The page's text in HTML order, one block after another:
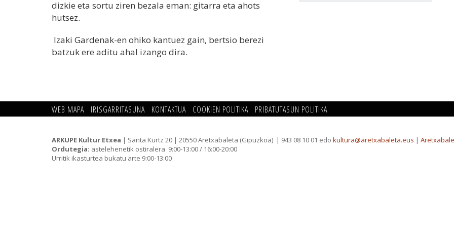
dizkie eta sortu ziren bezala eman: gitarra eta ahots
hutsez.
Izaki Gardenak-en ohiko kantuez gain, bertsio berezi
batzuk ere aditu ahal izango dira.
WEB MAPA IRISGARRITASUNA KONTAKTUA COOKIEN POLITIKA PRIBATUTASUN POLITIKA
ARKUPE Kultur Etxea | Santa Kurtz 20 | 20550 Aretxabaleta (Gipuzkoa) | 943 08 10 01 edo kultura@aretxabaleta.eus |
Ordutegia: astelehenetik ostiralera 9:00-13:00 / 16:00-20:00
Urritik ikasturtea bukatu arte 9:00-13:00